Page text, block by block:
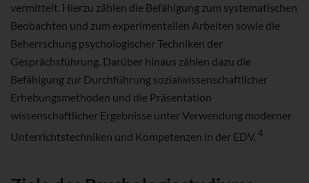
vermittelt. Hierzu zählen die Befähigung zum systematischen
Beobachten und zum experimentellen Arbeiten sowie die
Beherrschung psychologischer Techniken der
Gesprächsführung. Darüber hinaus zählen dazu die
Befähigung zur Durchführung sozialwissenschaftlicher
Erhebungsmethoden und die Präsentation
wissenschaftlicher Ergebnisse unter Verwendung moderner
Unterrichtstechniken und Kompetenzen in der EDV. 4